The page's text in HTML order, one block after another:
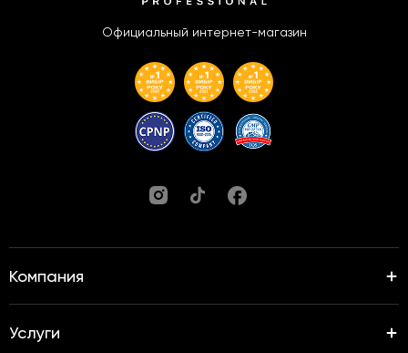
Официальный интернет-магазин
Компания
Услуги